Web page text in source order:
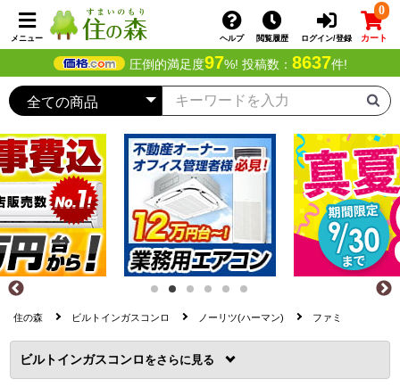
メニュー ヘルプ 閲覧履歴 ログイン/登録
0
カート
圧倒的満足度97%! 投稿数： 8637件!
住の森 ビルトインガスコンロ ノーリツ(ハーマン) ファミ
ビルトインガスコンロ を